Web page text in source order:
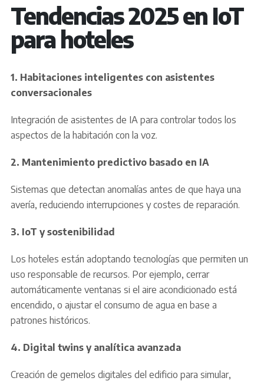
Tendencias 2025 en IoT
para hoteles
1. Habitaciones inteligentes con asistentes
conversacionales
Integración de asistentes de IA para controlar todos los
aspectos de la habitación con la voz.
2. Mantenimiento predictivo basado en IA
Sistemas que detectan anomalías antes de que haya una
avería, reduciendo interrupciones y costes de reparación.
3. IoT y sostenibilidad
Los hoteles están adoptando tecnologías que permiten un
uso responsable de recursos. Por ejemplo, cerrar
automáticamente ventanas si el aire acondicionado está
encendido, o ajustar el consumo de agua en base a
patrones históricos.
4. Digital twins y analítica avanzada
Creación de gemelos digitales del edificio para simular,